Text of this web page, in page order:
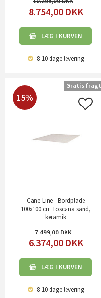
8.754,00 DKK
LÆG I KURVEN
8-10 dagelevering
15%
Cane-Line - Bordplade
100x100 cm Toscana sand,
keramik
7.499,00
6.374,00 DKK
LÆG I KURVEN
8-10 dagelevering
Gratis fragt